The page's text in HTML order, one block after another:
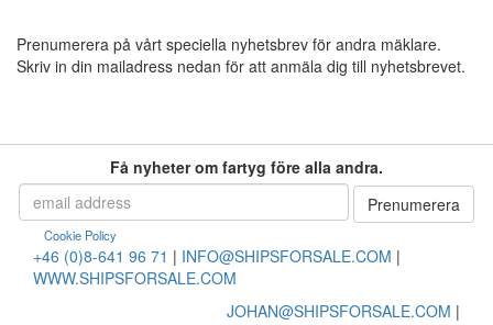
Prenumerera på vårt speciella nyhetsbrev för andra mäklare.
Skriv in din mailadress nedan för att anmäla dig till nyhetsbrevet.
Få nyheter om fartyg före alla andra.
Cookie Policy
+46 (0)8-641 96 71 | INFO@SHIPSFORSALE.COM |
WWW.SHIPSFORSALE.COM
JOHAN@SHIPSFORSALE.COM |